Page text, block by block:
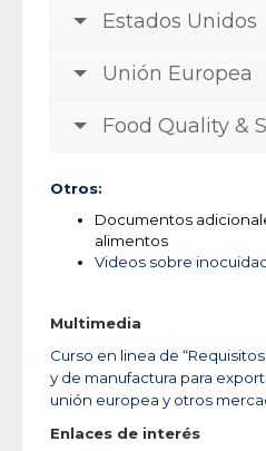
Estados Unidos
Unión Europea
Food Quality &
Otros:
Documentos
alimentos
Videos sobre
Multimedia
Curso en linea de
y de manufactura para
unión europea y otros
Enlaces de interés